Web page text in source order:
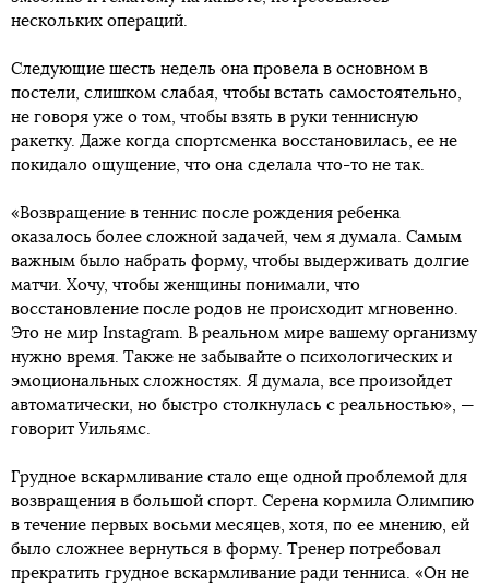
нескольких операций.
Следующие шесть недель она провела в основном в
постели, слишком слабая, чтобы встать самостоятельно,
не говоря уже о том, чтобы взять в руки теннисную
ракетку. Даже когда спортсменка восстановилась, ее не
покидало ощущение, что она сделала что-то не так.
«Возвращение в теннис после рождения ребенка
оказалось более сложной задачей, чем я думала. Самым
важным было набрать форму, чтобы выдерживать долгие
матчи. Хочу, чтобы женщины понимали, что
восстановление после родов не происходит мгновенно.
Это не мир Instagram. В реальном мире вашему организму
нужно время. Также не забывайте о психологических и
эмоциональных сложностях. Я думала, все произойдет
автоматически, но быстро столкнулась с реальностью», —
говорит Уильямс.
Грудное вскармливание стало еще одной проблемой для
возвращения в большой спорт. Серена кормила Олимпию
в течение первых восьми месяцев, хотя, по ее мнению, ей
было сложнее вернуться в форму. Тренер потребовал
прекратить грудное вскармливание ради тенниса. «Он не